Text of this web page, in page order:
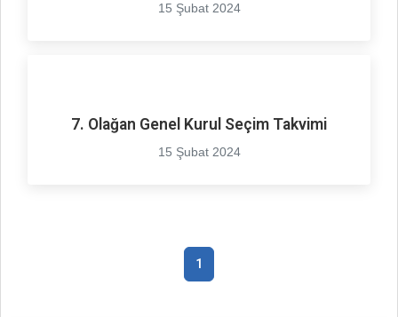
15 Şubat 2024
7. Olağan Genel Kurul Seçim Takvimi
15 Şubat 2024
1